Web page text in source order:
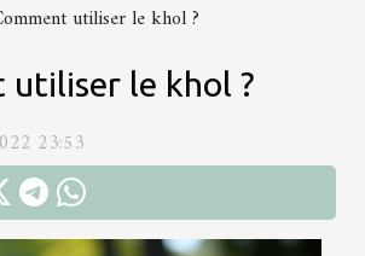
utiliser le khol ?
utiliser le khol ?
23:53